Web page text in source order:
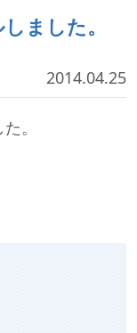
ました。
2014.04.25
。